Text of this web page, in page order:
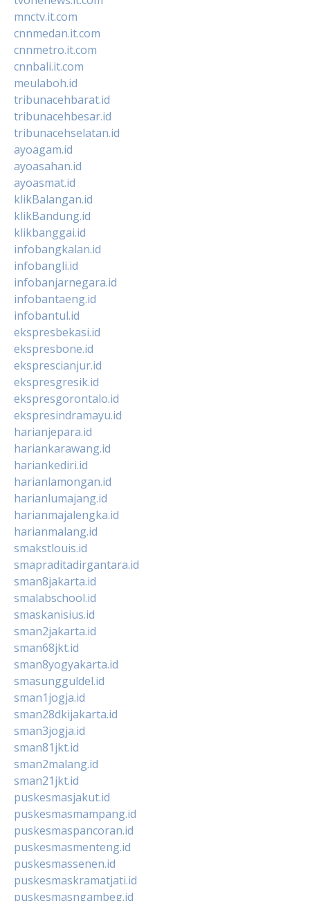
mnctv.it.com
cnnmedan.it.com
cnnmetro.it.com
cnnbali.it.com
meulaboh.id
tribunacehbarat.id
tribunacehbesar.id
tribunacehselatan.id
ayoagam.id
ayoasahan.id
ayoasmat.id
klikBalangan.id
klikBandung.id
klikbanggai.id
infobangkalan.id
infobangli.id
infobanjarnegara.id
infobantaeng.id
infobantul.id
ekspresbekasi.id
ekspresbone.id
eksprescianjur.id
ekspresgresik.id
ekspresgorontalo.id
ekspresindramayu.id
harianjepara.id
hariankarawang.id
hariankediri.id
harianlamongan.id
harianlumajang.id
harianmajalengka.id
harianmalang.id
smakstlouis.id
smapraditadirgantara.id
sman8jakarta.id
smalabschool.id
smaskanisius.id
sman2jakarta.id
sman68jkt.id
sman8yogyakarta.id
smasungguldel.id
sman1jogja.id
sman28dkijakarta.id
sman3jogja.id
sman81jkt.id
sman2malang.id
sman21jkt.id
puskesmasjakut.id
puskesmasmampang.id
puskesmaspancoran.id
puskesmasmenteng.id
puskesmassenen.id
puskesmaskramatjati.id
puskesmasngambeg.id